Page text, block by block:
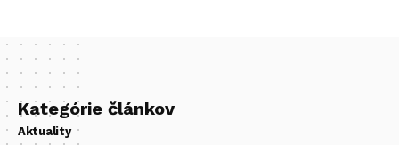
Kategórie článkov
Aktuality